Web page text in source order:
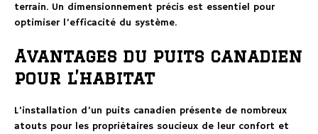
terrain. Un dimensionnement précis est essentiel pour
optimiser l’efficacité du système.
Avantages du puits canadien
pour l’habitat
L’installation d’un puits canadien présente de nombreux
atouts pour les propriétaires soucieux de leur confort et